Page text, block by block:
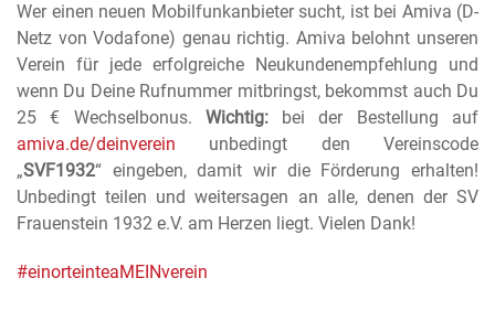
Wer einen neuen Mobilfunkanbieter sucht, ist bei Amiva (D-
Netz von Vodafone) genau richtig. Amiva belohnt unseren
Verein für jede erfolgreiche Neukundenempfehlung und
wenn Du Deine Rufnummer mitbringst, bekommst auch Du
25 € Wechselbonus. Wichtig:bei der Bestellung auf
amiva.de/deinverein unbedingt den Vereinscode
„SVF1932“ eingeben, damit wir die Förderung erhalten!
Unbedingt teilen und weitersagen an alle, denen der SV
Frauenstein 1932 e.V. am Herzen liegt. Vielen Dank!
#einorteinteaMEINverein